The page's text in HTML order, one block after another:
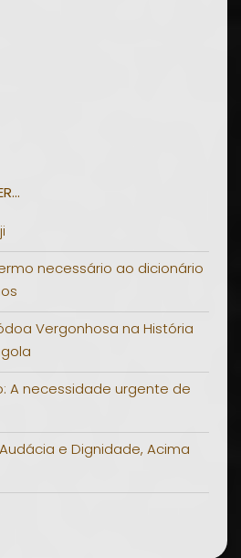
necessário ao dicionário
Vergonhosa na História
A necessidade urgente de
e Dignidade, Acima